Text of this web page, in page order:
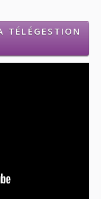
TÉLÉGESTION